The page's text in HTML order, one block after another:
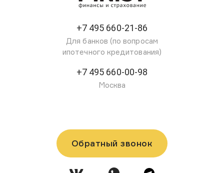
+7 495 660-21-86
Для банков (по вопросам
ипотечного кредитования)
+7 495 660-00-98
Москва
Обратный звонок